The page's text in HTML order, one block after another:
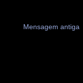
Mensagem antiga